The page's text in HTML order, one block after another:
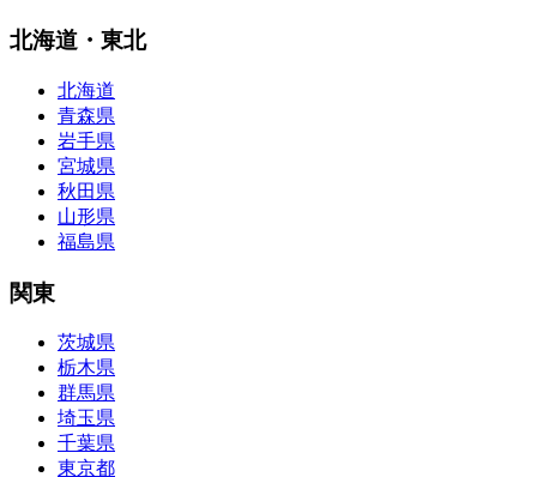
北海道・東北
北海道
青森県
岩手県
宮城県
秋田県
山形県
福島県
関東
茨城県
栃木県
群馬県
埼玉県
千葉県
東京都